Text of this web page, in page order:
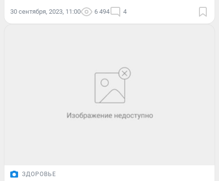
30 сентября, 2023, 11:00 6 494 4
ЗДОРОВЬЕ